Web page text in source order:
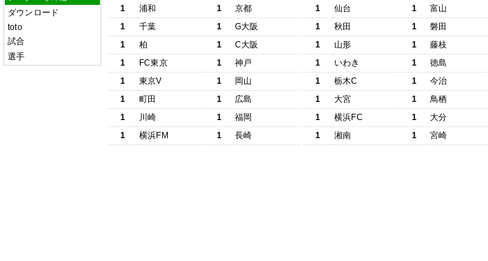
ダウンロード
toto
試合
選手
1
浦和 1
京都
1
千葉 1
G大阪
1
柏 1
C大阪
1
FC東京 1
神戸
1
東京V 1
岡山
1
町田 1
広島
1
川崎 1
福岡
1
横浜FM 1 長崎
1
仙台 1
富山
1
秋田 1
磐田
1
山形 1
藤枝
1
いわき 1
徳島
1
栃木C 1
今治
1
大宮 1
鳥栖
1
横浜FC 1
大分
1
湘南 1 宮崎